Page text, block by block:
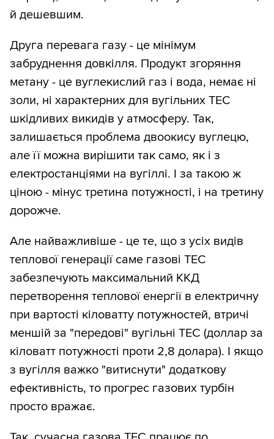
й дешевшим.
Друга перевага газу - це мінімум
забруднення довкілля. Продукт згоряння
метану - це вуглекислий газ і вода, немає ні
золи, ні характерних для вугільних ТЕС
шкідливих викидів у атмосферу. Так,
залишається проблема двоокису вуглецю,
але її можна вирішити так само, як і з
електростанціями на вугіллі. І за такою ж
ціною - мінус третина потужності, і на третину
дорожче.
Але найважливіше - це те, що з усіх видів
теплової генерації саме газові ТЕС
забезпечують максимальний ККД
перетворення теплової енергії в електричну
при вартості кіловатту потужностей, втричі
меншій за "передові" вугільні ТЕС (доллар за
кіловатт потужності проти 2,8 долара). І якщо
з вугілля важко "витиснути" додаткову
ефективність, то прогрес газових турбін
просто вражає.